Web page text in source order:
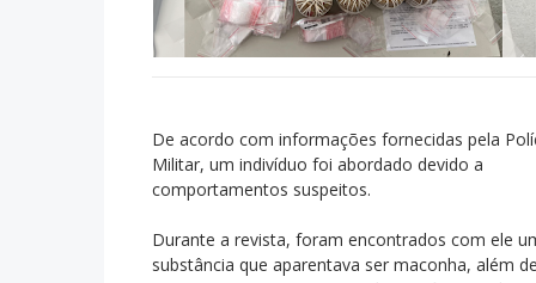
De acordo com informações fornecidas pela
Militar, um indivíduo foi abordado devido a
comportamentos suspeitos.
Durante a revista, foram encontrados com ele
substância que aparentava ser maconha, além de